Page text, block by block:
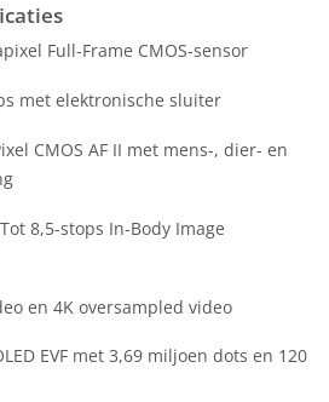
Full-Frame CMOS-sensor
met elektronische sluiter
CMOS AF II met mens-, dier- en
Tot 8,5-stops In-Body Image
en 4K oversampled video
EVF met 3,69 miljoen dots en 120